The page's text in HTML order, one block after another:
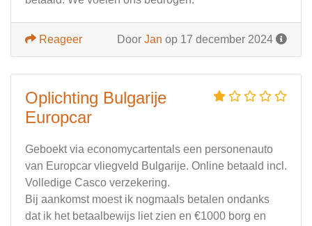
Door Jan op 17 december 2024
Reageer
Oplichting Bulgarije
Europcar
Geboekt via economycartentals een personenauto
van Europcar vliegveld Bulgarije. Online betaald incl.
Volledige Casco verzekering.
Bij aankomst moest ik nogmaals betalen ondanks
dat ik het betaalbewijs liet zien en €1000 borg en